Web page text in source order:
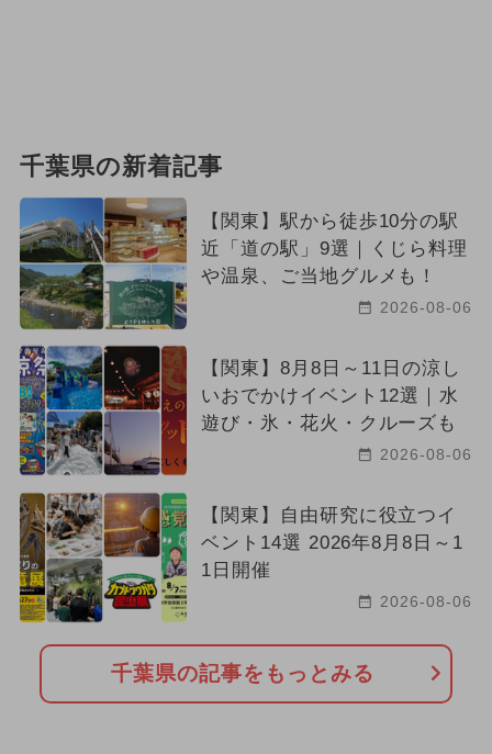
千葉県の新着記事
【関東】駅から徒歩10分の駅
近「道の駅」9選｜くじら料理
や温泉、ご当地グルメも！
2026-08-06
【関東】8月8日～11日の涼し
いおでかけイベント12選｜水
遊び・氷・花火・クルーズも
2026-08-06
【関東】自由研究に役立つイ
ベント14選 2026年8月8日～1
1日開催
2026-08-06
千葉県の記事をもっとみる